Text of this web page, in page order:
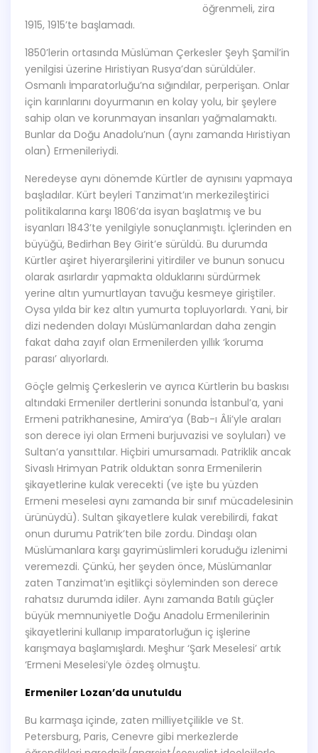
öğrenmeli, zira
1915, 1915’te başlamadı.
1850’lerin ortasında Müslüman Çerkesler Şeyh Şamil’in
yenilgisi üzerine Hıristiyan Rusya’dan sürüldüler.
Osmanlı İmparatorluğu’na sığındılar, perperişan. Onlar
için karınlarını doyurmanın en kolay yolu, bir şeylere
sahip olan ve korunmayan insanları yağmalamaktı.
Bunlar da Doğu Anadolu’nun (aynı zamanda Hıristiyan
olan) Ermenileriydi.
Neredeyse aynı dönemde Kürtler de aynısını yapmaya
başladılar. Kürt beyleri Tanzimat’ın merkezileştirici
politikalarına karşı 1806’da isyan başlatmış ve bu
isyanları 1843’te yenilgiyle sonuçlanmıştı. İçlerinden en
büyüğü, Bedirhan Bey Girit’e sürüldü. Bu durumda
Kürtler aşiret hiyerarşilerini yitirdiler ve bunun sonucu
olarak asırlardır yapmakta olduklarını sürdürmek
yerine altın yumurtlayan tavuğu kesmeye giriştiler.
Oysa yılda bir kez altın yumurta topluyorlardı. Yani, bir
dizi nedenden dolayı Müslümanlardan daha zengin
fakat daha zayıf olan Ermenilerden yıllık ‘koruma
parası’ alıyorlardı.
Göçle gelmiş Çerkeslerin ve ayrıca Kürtlerin bu baskısı
altındaki Ermeniler dertlerini sonunda İstanbul’a, yani
Ermeni patrikhanesine, Amira’ya (Bab-ı Âli’yle araları
son derece iyi olan Ermeni burjuvazisi ve soyluları) ve
Sultan’a yansıttılar. Hiçbiri umursamadı. Patriklik ancak
Sivaslı Hrimyan Patrik olduktan sonra Ermenilerin
şikayetlerine kulak verecekti (ve işte bu yüzden
Ermeni meselesi aynı zamanda bir sınıf mücadelesinin
ürünüydü). Sultan şikayetlere kulak verebilirdi, fakat
onun durumu Patrik’ten bile zordu. Dindaşı olan
Müslümanlara karşı gayrimüslimleri koruduğu izlenimi
veremezdi. Çünkü, her şeyden önce, Müslümanlar
zaten Tanzimat’ın eşitlikçi söyleminden son derece
rahatsız durumda idiler. Aynı zamanda Batılı güçler
büyük memnuniyetle Doğu Anadolu Ermenilerinin
şikayetlerini kullanıp imparatorluğun iç işlerine
karışmaya başlamışlardı. Meşhur ‘Şark Meselesi’ artık
‘Ermeni Meselesi’yle özdeş olmuştu.
Ermeniler Lozan’da unutuldu
Bu karmaşa içinde, zaten milliyetçilikle ve St.
Petersburg, Paris, Cenevre gibi merkezlerde